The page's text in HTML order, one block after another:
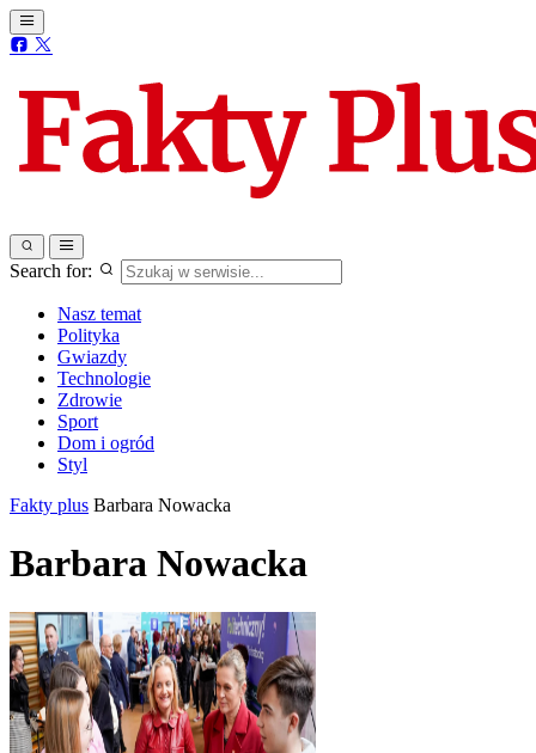
Search for:
Nasz temat
Polityka
Gwiazdy
Technologie
Zdrowie
Sport
Dom i ogród
Styl
Fakty plus Barbara Nowacka
Barbara Nowacka